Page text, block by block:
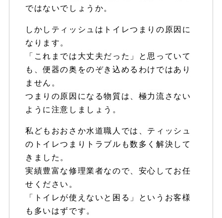
ではないでしょうか。
しかしティッシュはトイレつまりの原因に
なります。
「これまでは大丈夫だった」と思っていて
も、便器の奥をのぞき込めるわけではあり
ません。
つまりの原因になる物質は、極力流さない
ように注意しましょう。
私どもおおさか水道職人では、ティッシュ
のトイレつまりトラブルも数多く解決して
きました。
実績豊富な修理業者なので、安心してお任
せください。
「トイレが使えないと困る」というお客様
も多いはずです。